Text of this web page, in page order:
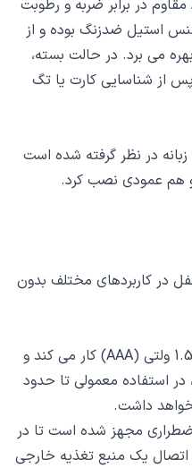
مقاوم در برابر ضربه و رطوبت
استیل ضدزنگ بوده و از
می برد. در حالت بسته،
پس از شناسایی کارت یا تگ
در نظر گرفته شده است
و هم عمودی نصب کرد.
در کاربردهای مختلف بدون
قفل با چهار عدد باتری نیم قلمی 1.5 ولتی (AAA) کار می کند و
در استفاده معمولی تا حدود
داشت.
مجهز شده است تا در
اتصال یک منبع تغذیه خارجی